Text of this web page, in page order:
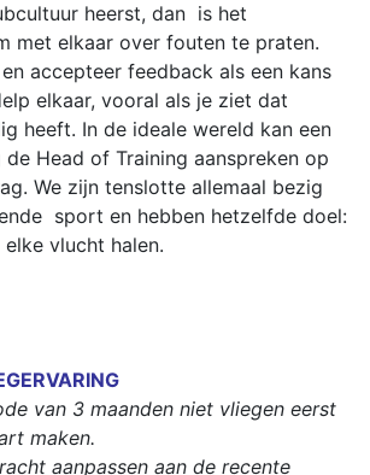
heerst, dan is het
met elkaar over fouten te praten.
accepteer feedback als een kans
elkaar, vooral als je ziet dat
heeft. In de ideale wereld kan een
Head of Training aanspreken op
We zijn tenslotte allemaal bezig
sport en hebben hetzelfde doel:
vlucht halen.
van 3 maanden niet vliegen eerst
maken.
aanpassen aan de recente